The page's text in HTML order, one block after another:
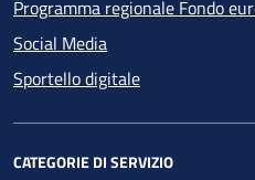
Programma regionale Fondo
Social Media
Sportello digitale
CATEGORIE DI SERVIZIO